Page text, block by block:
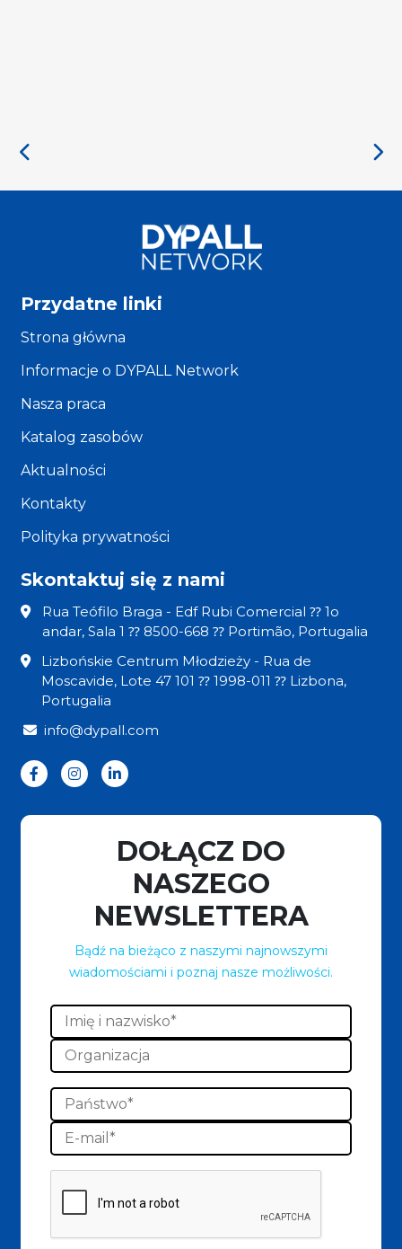
Przydatne linki
Strona główna
Informacje o DYPALL Network
Nasza praca
Katalog zasobów
Aktualności
Kontakty
Polityka prywatności
Skontaktuj się z nami
Rua Teófilo Braga - Edf Rubi Comercial ⁇ 1o
andar, Sala 1 ⁇ 8500-668 ⁇ Portimão, Portugalia
Lizbońskie Centrum Młodzieży - Rua de
Moscavide, Lote 47 101 ⁇ 1998-011 ⁇ Lizbona,
Portugalia
info@dypall.com
DOŁĄCZ DO
NASZEGO
NEWSLETTERA
Bądź na bieżąco z naszymi najnowszymi
wiadomościami i poznaj nasze możliwości.